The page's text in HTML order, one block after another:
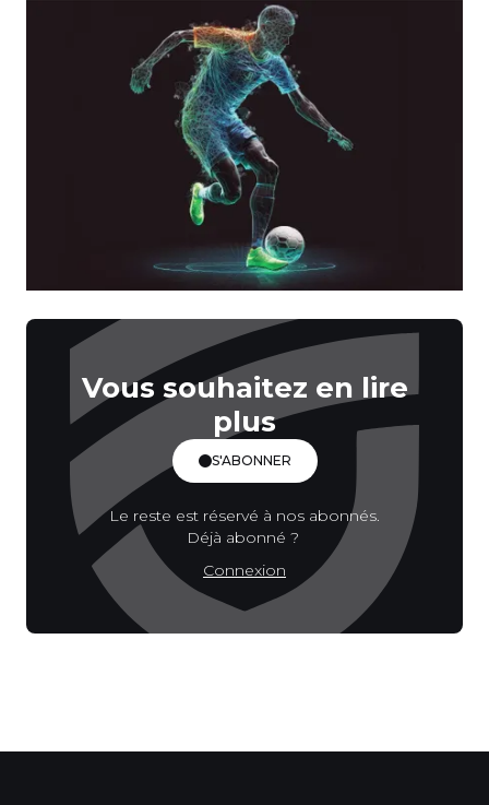
Vous souhaitez en lire
plus
S'ABONNER
Le reste est réservé à nos abonnés.
Déjà abonné ?
Connexion